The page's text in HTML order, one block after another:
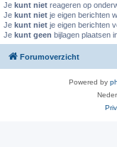
Je kunt niet reageren op
Je kunt niet je eigen berichten
Je kunt niet je eigen berichten
Je kunt geen bijlagen plaatsen
Forumoverzicht
Powered by